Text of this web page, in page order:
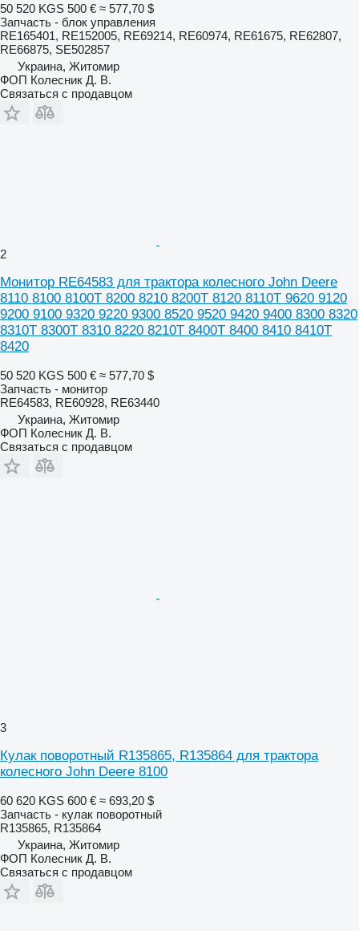
50 520 KGS 500 € ≈ 577,70 $
Запчасть - блок управления
RE165401, RE152005, RE69214, RE60974, RE61675, RE62807,
RE66875, SE502857
Украина, Житомир
ФОП Колесник Д. В.
Связаться с продавцом
2
Монитор RE64583 для трактора колесного John Deere
8110 8100 8100T 8200 8210 8200T 8120 8110T 9620 9120
9200 9100 9320 9220 9300 8520 9520 9420 9400 8300 8320
8310T 8300T 8310 8220 8210T 8400T 8400 8410 8410T
8420
50 520 KGS 500 € ≈ 577,70 $
Запчасть - монитор
RE64583, RE60928, RE63440
Украина, Житомир
ФОП Колесник Д. В.
Связаться с продавцом
3
Кулак поворотный R135865, R135864 для трактора
колесного John Deere 8100
60 620 KGS 600 € ≈ 693,20 $
Запчасть - кулак поворотный
R135865, R135864
Украина, Житомир
ФОП Колесник Д. В.
Связаться с продавцом